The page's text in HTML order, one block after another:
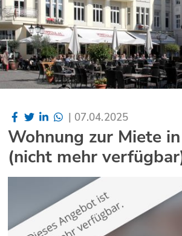
| 07.04.2025
Wohnung zur Miete
(nicht mehr